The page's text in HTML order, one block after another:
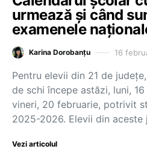
urmează și când
examenele
Karina Dorobanțu 16
Pentru elevii din 21 de
de schi începe astăzi, luni,
vineri, 20 februarie, potrivit
2025-2026. Elevii din
Vezi articolul